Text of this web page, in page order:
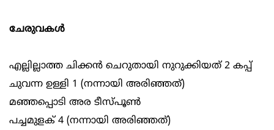
ചേരുവകള്‍
എല്ലില്ലാത്ത ചിക്കന്‍ ചെറുതായി നുറുക്കിയത് 2 കപ്പ്
ചുവന്ന ഉള്ളി 1 (നന്നായി അരിഞ്ഞത്)
മഞ്ഞപ്പൊടി അര ടീസ്‌പൂണ്‍
പച്ചമുളക് 4 (നന്നായി അരിഞ്ഞത്)